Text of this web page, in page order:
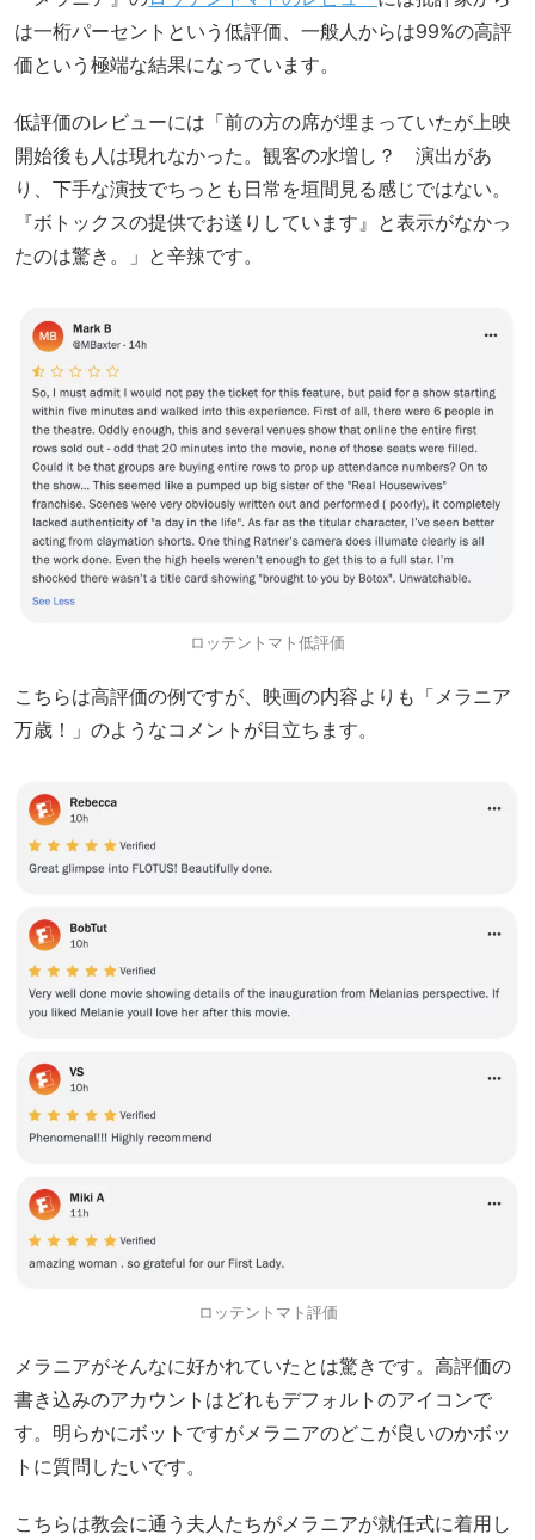
は一桁パーセントという低評価、一般人からは99%の高評
価という極端な結果になっています。
低評価のレビューには「前の方の席が埋まっていたが上映
開始後も人は現れなかった。観客の水増し？ 演出があ
り、下手な演技でちっとも日常を垣間見る感じではない。
『ボトックスの提供でお送りしています』と表示がなかっ
たのは驚き。」と辛辣です。
ロッテントマト低評価
こちらは高評価の例ですが、映画の内容よりも「メラニア
万歳！」のようなコメントが目立ちます。
ロッテントマト評価
メラニアがそんなに好かれていたとは驚きです。高評価の
書き込みのアカウントはどれもデフォルトのアイコンで
す。明らかにボットですがメラニアのどこが良いのかボッ
トに質問したいです。
こちらは教会に通う夫人たちがメラニアが就任式に着用し